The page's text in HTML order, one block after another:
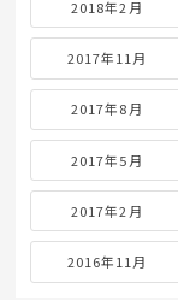
2018年2月
2017年11月
2017年8月
2017年5月
2017年2月
2016年11月